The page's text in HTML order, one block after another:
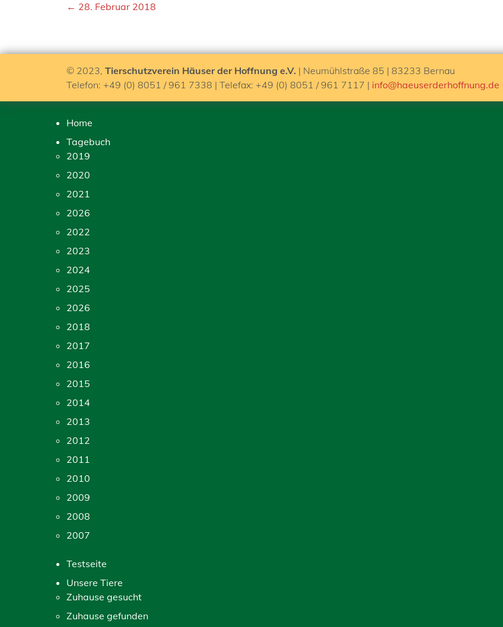
← 28. Februar 2018
© 2023, Tierschutzverein Häuser der Hoffnung e.V. | Neumühlstraße 85 | 83233 Bernau
Telefon: +49 (0) 8051 / 961 7338 | Telefax: +49 (0) 8051 / 961 7117 | info@haeuserderhoffnung.de
Home
Tagebuch
2019
2020
2021
2026
2022
2023
2024
2025
2026
2018
2017
2016
2015
2014
2013
2012
2011
2010
2009
2008
2007
Testseite
Unsere Tiere
Zuhause gesucht
Zuhause gefunden